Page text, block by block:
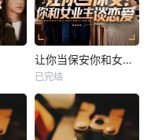
热播
未知
让你当保安你和女业主谈恋爱
已完结